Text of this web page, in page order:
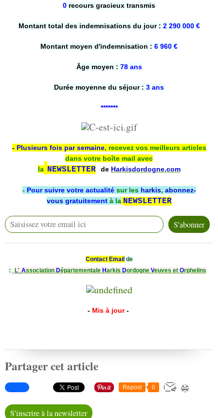
0 recours gracieux transmis
Montant total des indemnisations du jour : 2 290 000 €
Montant moyen d'indemnisation : 6 960 €
Âge moyen : 78 ans
Durée moyenne du séjour : 3 ans
*******
- Plusieurs fois par semaine, recevez vos meilleurs articles
dans votre boîte mail avec
la NEWSLETTER de Harkisdordogne.com
- Pour suivre votre actualité sur les harkis, abonnez-
vous gratuitement à la NEWSLETTER
Contact Email de
:
L' AssociationDépartementaleHarkis DordogneVeuves et Orphelins
- Mis à jour -
Partager cet article
Repost 0
S'inscrire à la newsletter